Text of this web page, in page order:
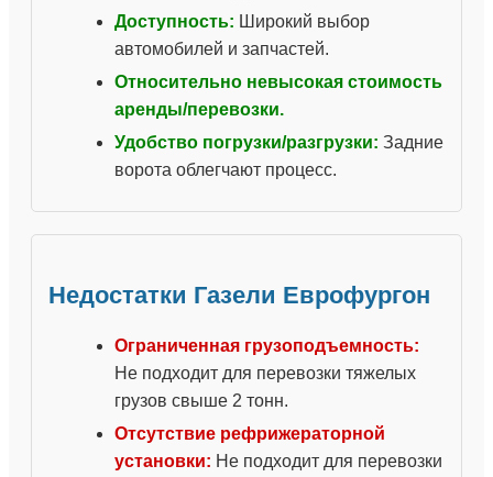
Доступность: Широкий выбор
автомобилей и запчастей.
Относительно невысокая стоимость
аренды/перевозки.
Удобство погрузки/разгрузки: Задние
ворота облегчают процесс.
Недостатки Газели Еврофургон
Ограниченная грузоподъемность:
Не подходит для перевозки тяжелых
грузов свыше 2 тонн.
Отсутствие рефрижераторной
установки: Не подходит для перевозки